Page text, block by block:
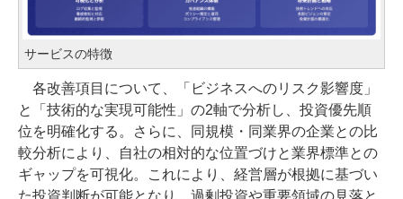
サービスの特徴
各改善項目について、「ビジネスへのリスク影響度」
と「技術的な実現可能性」の2軸で分析し、投資優先順
位を明確化する。さらに、同規模・同業界の企業との比
較分析により、自社の相対的な位置づけと業界標準との
ギャップを可視化。これにより、経営層が根拠に基づい